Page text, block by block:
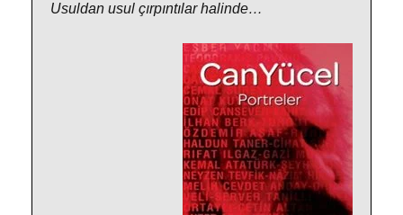
Usuldan usul çırpıntılar halinde…